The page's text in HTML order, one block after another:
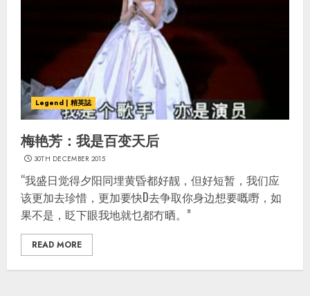
Legend | 精英誌
梅艳芳：我是百变天后
30TH DECEMBER 2015
“我盛日觉得夕阳同埋黄昏都好靓，但好短暂，我们应
该更加去珍惜，更加要快D去争取你身边想要嘅嘢，如
果不是，眨下眼我地就乜都冇晒。”
READ MORE